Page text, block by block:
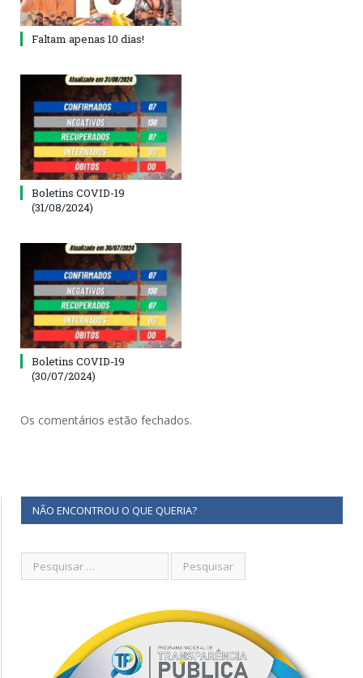
Faltam apenas 10 dias!
Boletins COVID-19
(31/08/2024)
Boletins COVID-19
(30/07/2024)
Os comentários estão fechados.
NÃO ENCONTROU O QUE QUERIA?